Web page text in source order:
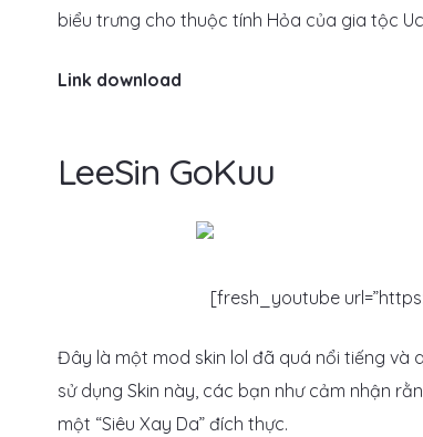
biểu trưng cho thuộc tính Hỏa của gia tộc
Link download
LeeSin GoKuu
[fresh_youtube
Đây là một mod skin lol đã quá nổi tiếng và
sử dụng Skin này, các bạn như cảm nhận
một “Siêu Xay Da” đích thực.